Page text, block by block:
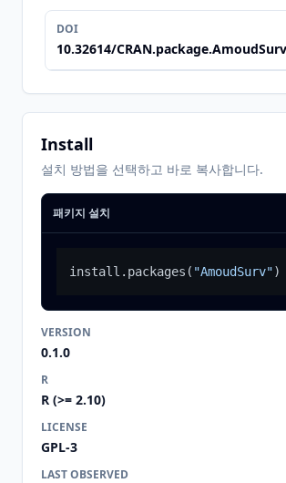
DOI
10.32614/CRAN.package.AmoudSurv
Install
설치 방법을 선택하고 바로 복사합니다.
패키지 설치
install.packages ( "AmoudSurv")
VERSION
0.1.0
R
R (>= 2.10)
LICENSE
GPL-3
LAST OBSERVED